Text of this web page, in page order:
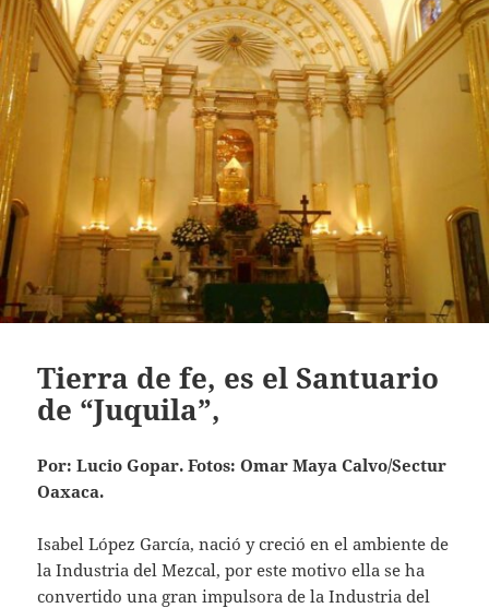
Tierra de fe, es el Santuario
de “Juquila”,
Por: Lucio Gopar. Fotos: Omar Maya Calvo/Sectur
Oaxaca.
Isabel López García, nació y creció en el ambiente de
la Industria del Mezcal, por este motivo ella se ha
convertido una gran impulsora de la Industria del